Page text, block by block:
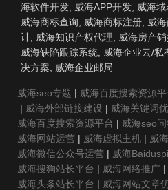
海软件开发, 威海APP开发, 威海域
威海商标查询, 威海商标注册, 威
计, 威海知识产权代理, 威海房产销
威海缺陷跟踪系统, 威海企业云/私
决方案, 威海企业邮局
威海seo专题 | 威海百度搜索资源平
| 威海外部链接建设 | 威海关键词
威海百度搜索资源平台 | 威海seo
威海网站运营 | 威海虚拟主机 | 威
威海微信公众号运营 | 威海
威海搜狗站长平台 | 威海网络推广 |
威海头条站长平台 | 威海网站文章